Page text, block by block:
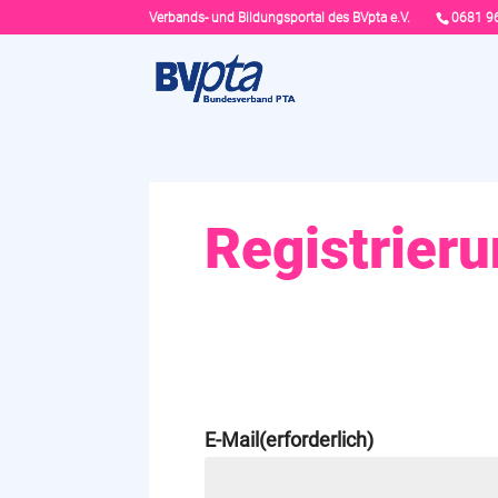
Verbands- und Bildungsportal des BVpta e.V. 0681
E-Mail (erforderlich)